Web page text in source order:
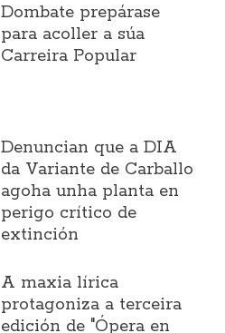
Dombate prepárase
para acoller a súa
Carreira Popular
Denuncian que a DIA
da Variante de Carballo
agoha unha planta en
perigo crítico de
extinción
A maxia lírica
protagoniza a terceira
edición de "Ópera en